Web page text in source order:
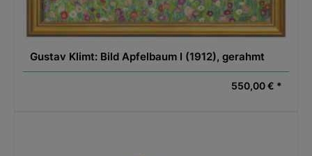
Gustav Klimt: Bild Apfelbaum I (1912), gerahmt
550,00 € *